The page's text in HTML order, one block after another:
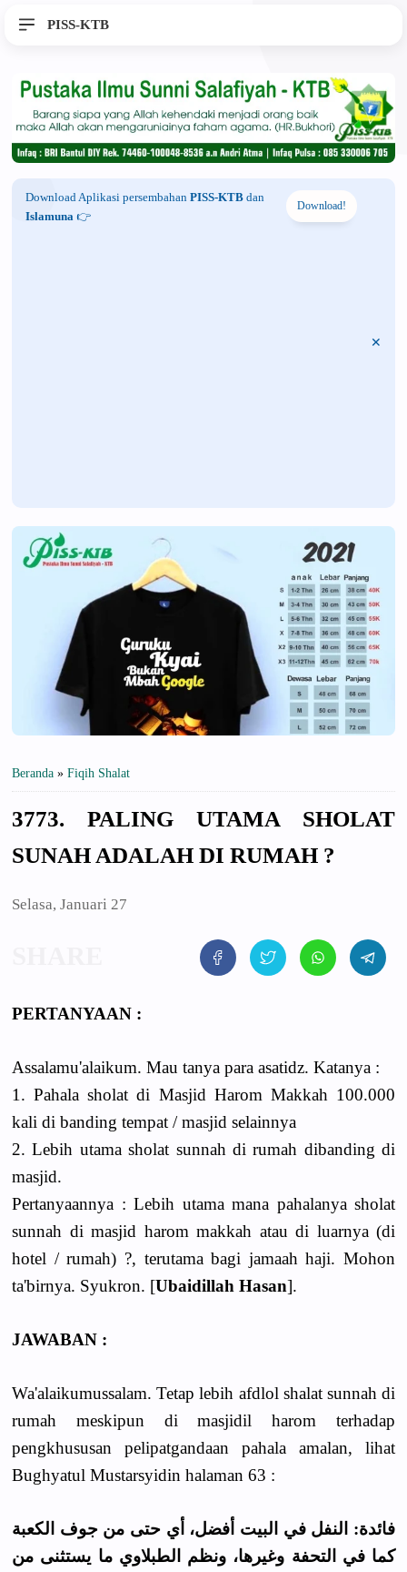
PISS-KTB
Download Aplikasi persembahan PISS-KTB dan
Islamuna 👉
Download!
Beranda » Fiqih Shalat
3773. PALING UTAMA SHOLAT
SUNAH ADALAH DI RUMAH ?
Selasa, Januari 27
PERTANYAAN :
Assalamu'alaikum. Mau tanya para asatidz. Katanya :
1. Pahala sholat di Masjid Harom Makkah 100.000
kali di banding tempat / masjid selainnya
2. Lebih utama sholat sunnah di rumah dibanding di
masjid.
Pertanyaannya : Lebih utama mana pahalanya sholat
sunnah di masjid harom makkah atau di luarnya (di
hotel / rumah) ?, terutama bagi jamaah haji. Mohon
ta'birnya. Syukron. [Ubaidillah Hasan].
JAWABAN :
Wa'alaikumussalam. Tetap lebih afdlol shalat sunnah di
rumah meskipun di masjidil harom terhadap
pengkhususan pelipatgandaan pahala amalan, lihat
Bughyatul Mustarsyidin halaman 63 :
فائدة: النفل في البيت أفضل، أي حتى من جوف الكعبة
كما في التحفة وغيرها، ونظم الطبلاوي ما يستثنى من